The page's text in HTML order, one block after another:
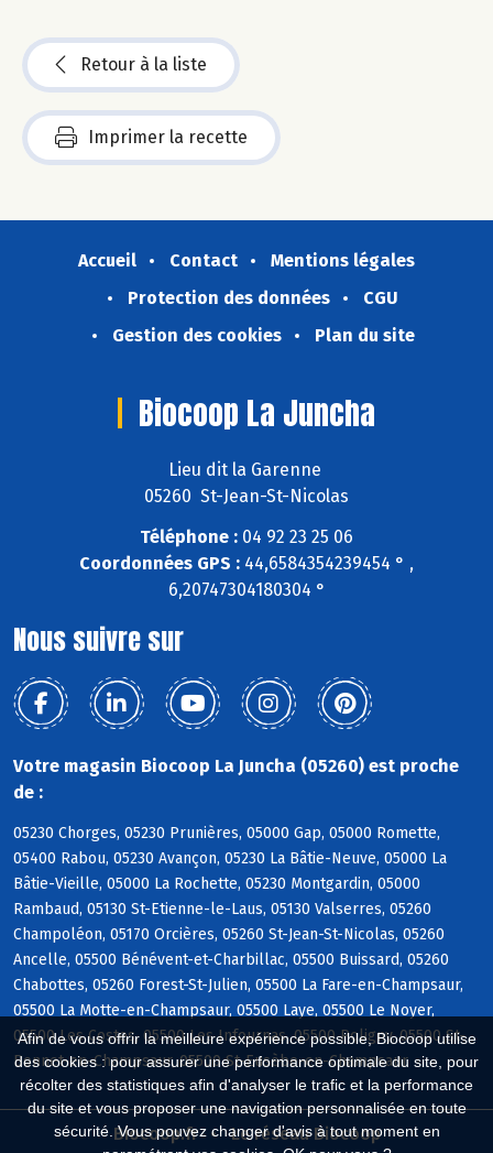
Afin de vous offrir la meilleure expérience possible, Biocoop utilise
des cookies : pour assurer une performance optimale du site, pour
récolter des statistiques afin d'analyser le trafic et la performance
du site et vous proposer une navigation personnalisée en toute
sécurité. Vous pouvez changer d'avis à tout moment en
Retour à la liste
Imprimer la recette
Accueil Contact
Mentions légales
Protection des données
CGU
Gestion des cookies
Plan du site
Biocoop La Juncha
Lieu dit la Garenne
05260 St-Jean-St-Nicolas
Téléphone : 04 92 23 25 06
Coordonnées GPS : 44,6584354239454 ° ,
6,20747304180304 °
Nous suivre sur
Votre magasin Biocoop La Juncha (05260) est proche
de :
05230 Chorges, 05230 Prunières, 05000 Gap, 05000 Romette,
05400 Rabou, 05230 Avançon, 05230 La Bâtie-Neuve, 05000 La
Bâtie-Vieille, 05000 La Rochette, 05230 Montgardin, 05000
Rambaud, 05130 St-Etienne-le-Laus, 05130 Valserres, 05260
Champoléon, 05170 Orcières, 05260 St-Jean-St-Nicolas, 05260
Ancelle, 05500 Bénévent-et-Charbillac, 05500 Buissard, 05260
Chabottes, 05260 Forest-St-Julien, 05500 La Fare-en-Champsaur,
05500 La Motte-en-Champsaur, 05500 Laye, 05500 Le Noyer,
05500 Les Costes, 05500 Les Infournas, 05500 Poligny, 05500 St-
Bonnet-en-Champsaur, 05500 St-Eusèbe-en-Champsaur
Biocoop.fr Le réseau Biocoop